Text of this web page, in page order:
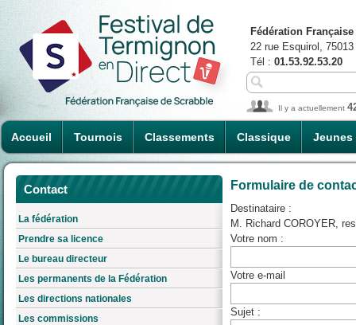
Accueil Tournois Classements Classique Jeunes
Fédération
22 rue Esquirol,
Tél : 01.53.92.53.20
Il y a actuellement
Contact
La fédération
Prendre sa licence
Le bureau directeur
Les permanents de la Fédération
Les directions nationales
Les commissions
Formulaire de
Destinataire :
M. Richard COROYER,
Votre nom :
Votre e-mail
Sujet :